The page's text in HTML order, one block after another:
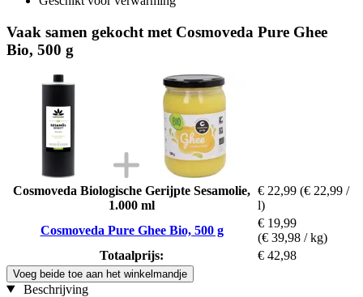
Vaak samen gekocht met Cosmoveda Pure Ghee
Bio, 500 g
Cosmoveda Biologische Gerijpte Sesamolie,
1.000 ml
€ 22,99 (€ 22,99 /
l)
Cosmoveda Pure Ghee Bio, 500 g
€ 19,99
(€ 39,98 / kg)
Totaalprijs:
€ 42,98
Voeg beide toe aan het winkelmandje
Beschrijving